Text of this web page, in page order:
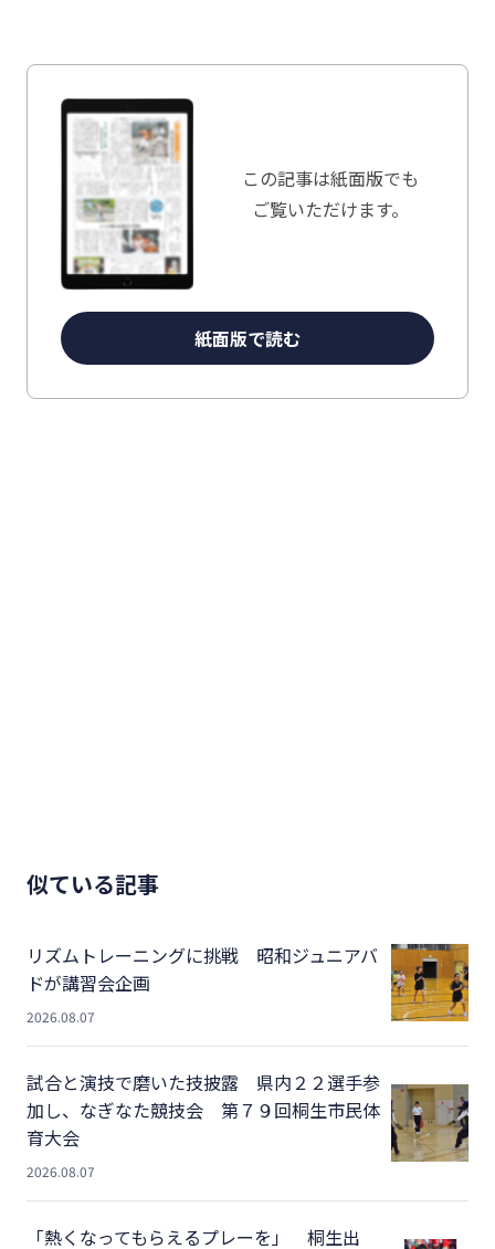
この記事は紙面版でも
ご覧いただけます。
紙面版で読む
似ている記事
リズムトレーニングに挑戦 昭和ジュニアバ
ドが講習会企画
2026.08.07
試合と演技で磨いた技披露 県内２２選手参
加し、なぎなた競技会 第７９回桐生市民体
育大会
2026.08.07
「熱くなってもらえるプレーを」 桐生出